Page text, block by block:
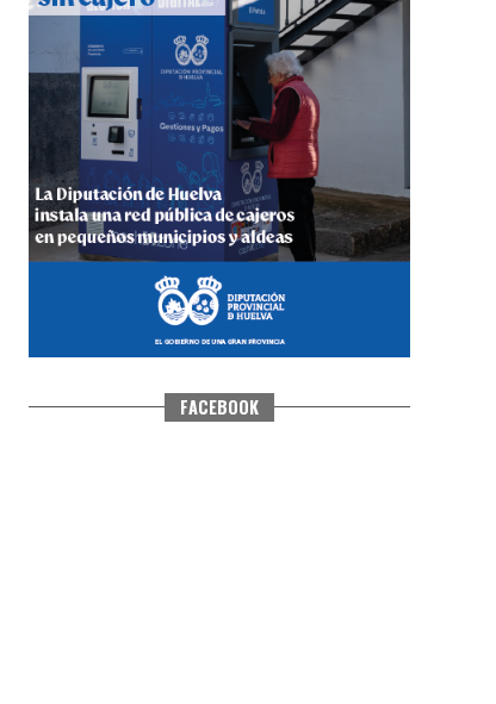
QUINTA CORRIDA DE LAS FIESTAS
COLOMBINAS 2026
hace 4 días· Huelvatv
FACEBOOK